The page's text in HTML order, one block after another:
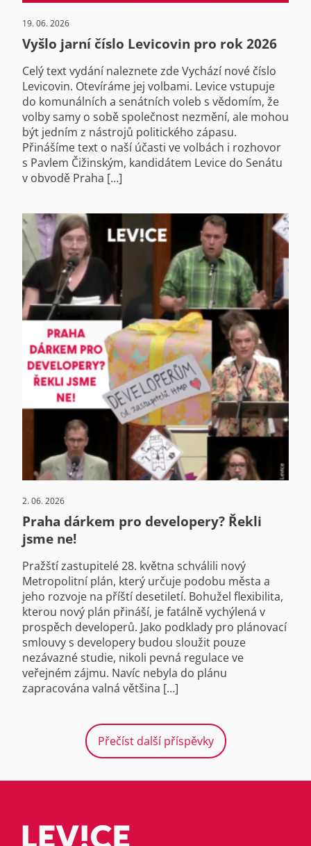
19. 06. 2026
Vyšlo jarní číslo Levicovin pro rok 2026
Celý text vydání naleznete zde Vychází nové číslo
Levicovin. Otevíráme jej volbami. Levice vstupuje
do komunálních a senátních voleb s vědomím, že
volby samy o sobě společnost nezmění, ale mohou
být jedním z nástrojů politického zápasu.
Přinášíme text o naší účasti ve volbách i rozhovor
s Pavlem Čižinským, kandidátem Levice do Senátu
v obvodě Praha […]
2. 06. 2026
Praha dárkem pro developery? Řekli
jsme ne!
Pražští zastupitelé 28. května schválili nový
Metropolitní plán, který určuje podobu města a
jeho rozvoje na příští desetiletí. Bohužel flexibilita,
kterou nový plán přináší, je fatálně vychýlená v
prospěch developerů. Jako podklady pro plánovací
smlouvy s developery budou sloužit pouze
nezávazné studie, nikoli pevná regulace ve
veřejném zájmu. Navíc nebyla do plánu
zapracována valná většina […]
Přečíst další příspěvky